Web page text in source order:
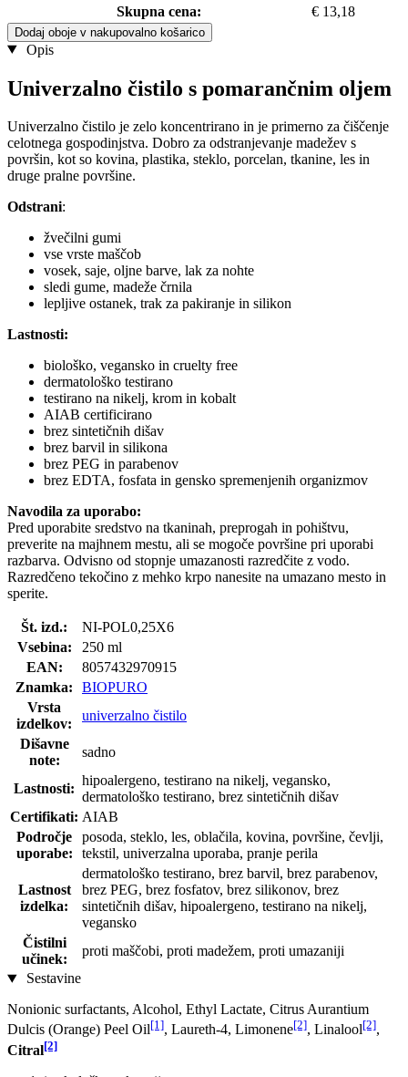
Skupna cena:
€ 13,18
Dodaj oboje v nakupovalno košarico
Opis
Univerzalno čistilo s pomarančnim oljem
Univerzalno čistilo je zelo koncentrirano in je primerno za čiščenje
celotnega gospodinjstva. Dobro za odstranjevanje madežev s
površin, kot so kovina, plastika, steklo, porcelan, tkanine, les in
druge pralne površine.
Odstrani:
žvečilni gumi
vse vrste maščob
vosek, saje, oljne barve, lak za nohte
sledi gume, madeže črnila
lepljive ostanek, trak za pakiranje in silikon
Lastnosti:
biološko, vegansko in cruelty free
dermatološko testirano
testirano na nikelj, krom in kobalt
AIAB certificirano
brez sintetičnih dišav
brez barvil in silikona
brez PEG in parabenov
brez EDTA, fosfata in gensko spremenjenih organizmov
Navodila za uporabo:
Pred uporabite sredstvo na tkaninah, preprogah in pohištvu,
preverite na majhnem mestu, ali se mogoče površine pri uporabi
razbarva. Odvisno od stopnje umazanosti razredčite z vodo.
Razredčeno tekočino z mehko krpo nanesite na umazano mesto in
sperite.
Št. izd.:
NI-POL0,25X6
Vsebina:
250 ml
EAN:
8057432970915
Znamka:
BIOPURO
Vrsta
izdelkov:
univerzalno čistilo
Dišavne
note:
sadno
Lastnosti:
hipoalergeno, testirano na nikelj, vegansko,
dermatološko testirano, brez sintetičnih dišav
Certifikati: AIAB
Področje
uporabe:
posoda, steklo, les, oblačila, kovina, površine, čevlji,
tekstil, univerzalna uporaba, pranje perila
Lastnost
izdelka:
dermatološko testirano, brez barvil, brez parabenov,
brez PEG, brez fosfatov, brez silikonov, brez
sintetičnih dišav, hipoalergeno, testirano na nikelj,
vegansko
Čistilni
učinek:
proti maščobi, proti madežem, proti umazaniji
Sestavine
Nonionic surfactants, Alcohol, Ethyl Lactate, Citrus Aurantium
Dulcis (Orange) Peel Oil[1], Laureth-4, Limonene[2], Linalool[2],
Citral[2]